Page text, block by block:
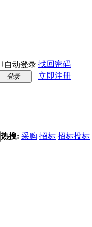
自动登录 找回密码
登录
立即注册
热搜: 采购 招标 招标投标